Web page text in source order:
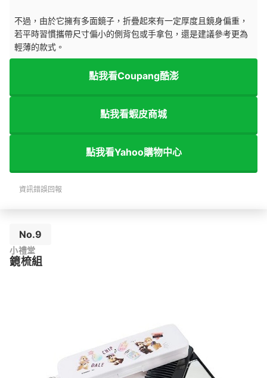
不過，由於它擁有多面鏡子，折疊起來有一定厚度且鏡身偏重，
若平時習慣攜帶尺寸偏小的側背包或手拿包，還是建議參考更為
輕薄的款式。
點我看Coupang酷澎
點我看蝦皮商城
點我看Yahoo購物中心
資訊錯誤回報
No.9
小禮堂
鏡梳組